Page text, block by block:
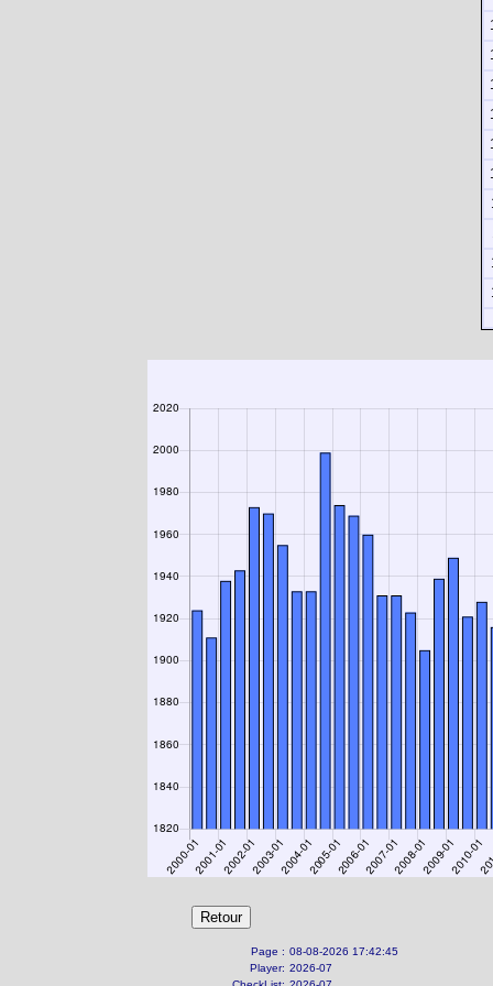
Page : 08-08-2026 17:42:45
Player: 2026-07